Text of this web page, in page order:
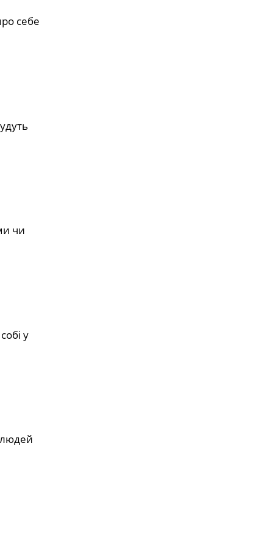
себе
чи
у
людей